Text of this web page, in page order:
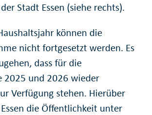
Stadt Essen (siehe rechts).
können die
nicht fortgesetzt werden. Es
dass für die
2025 und 2026 wieder
Verfügung stehen. Hierüber
die Öffentlichkeit unter